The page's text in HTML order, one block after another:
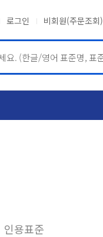
로그인 비회원(주문조회)
인용표준